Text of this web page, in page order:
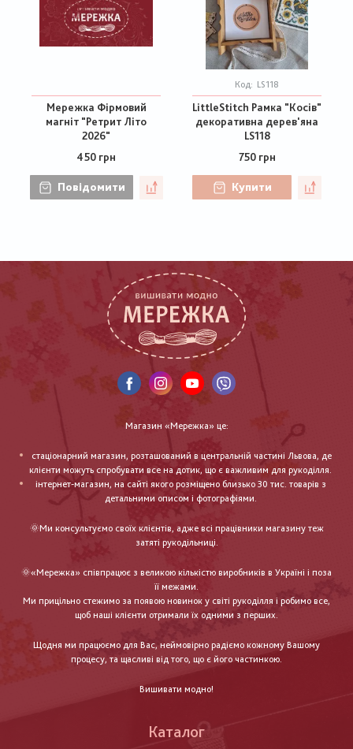
Мережка Фірмовий
магніт "Ретрит Літо
2026"
450 грн
Повідомити
Код: LS118
LittleStitch Рамка "Косів"
декоративна дерев'яна
LS118
750 грн
Купити
Магазин «Мережка» це:
стаціонарний магазин, розташований в центральній частині Львова, де
клієнти можуть спробувати все на дотик, що є важливим для рукоділля.
інтернет-магазин, на сайті якого розміщено близько 30 тис. товарів з
детальними описом і фотографіями.
🌞Ми консультуємо своїх клієнтів, адже всі працівники магазину теж
затяті рукодільниці.
🌞«Мережка» співпрацює з великою кількістю виробників в Україні і поза
її межами.
Ми прицільно стежимо за появою новинок у світі рукоділля і робимо все,
щоб наші клієнти отримали їх одними з перших.
Щодня ми працюємо для Вас, неймовірно радіємо кожному Вашому
процесу, та щасливі від того, що є його частинкою.
Вишивати модно!
Каталог